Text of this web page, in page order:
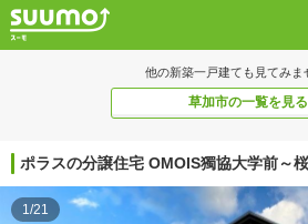
他の新築一戸建ても見てみま
草加市の一覧を見る
ポラスの分譲住宅 OMOIS獨協大学前～
1/21